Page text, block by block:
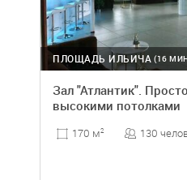
(16
ПЛОЩАДЬ ИЛЬИЧА
Зал "Атлантик".
высокими потолками
170 м2 130